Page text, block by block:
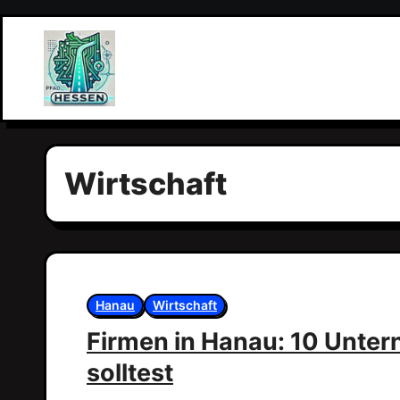
springen
Wirtschaft
Hanau Wirtschaft
Firmen in Hanau: 10
solltest